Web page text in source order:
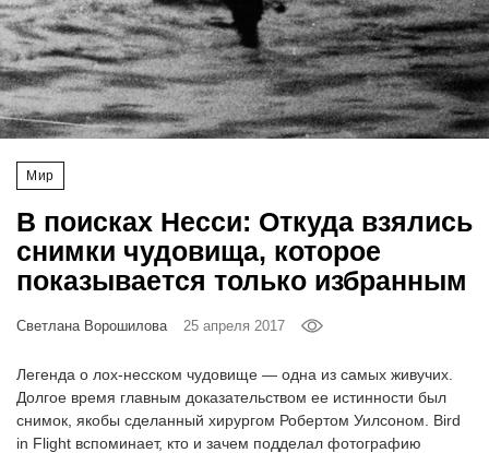
Мир
В поисках Несси: Откуда взялись
снимки чудовища, которое
показывается только избранным
Светлана Ворошилова 25 апреля 2017
Легенда о лох-несском чудовище — одна из самых живучих.
Долгое время главным доказательством ее истинности был
снимок, якобы сделанный хирургом Робертом Уилсоном. Bird
in Flight вспоминает, кто и зачем подделал фотографию